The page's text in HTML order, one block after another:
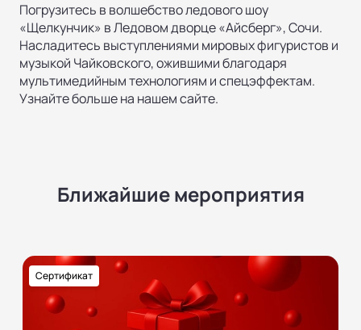
Погрузитесь в волшебство ледового шоу
«Щелкунчик» в Ледовом дворце «Айсберг», Сочи.
Насладитесь выступлениями мировых фигуристов и
музыкой Чайковского, ожившими благодаря
мультимедийным технологиям и спецэффектам.
Узнайте больше на нашем сайте.
Ближайшие мероприятия
Сертификат